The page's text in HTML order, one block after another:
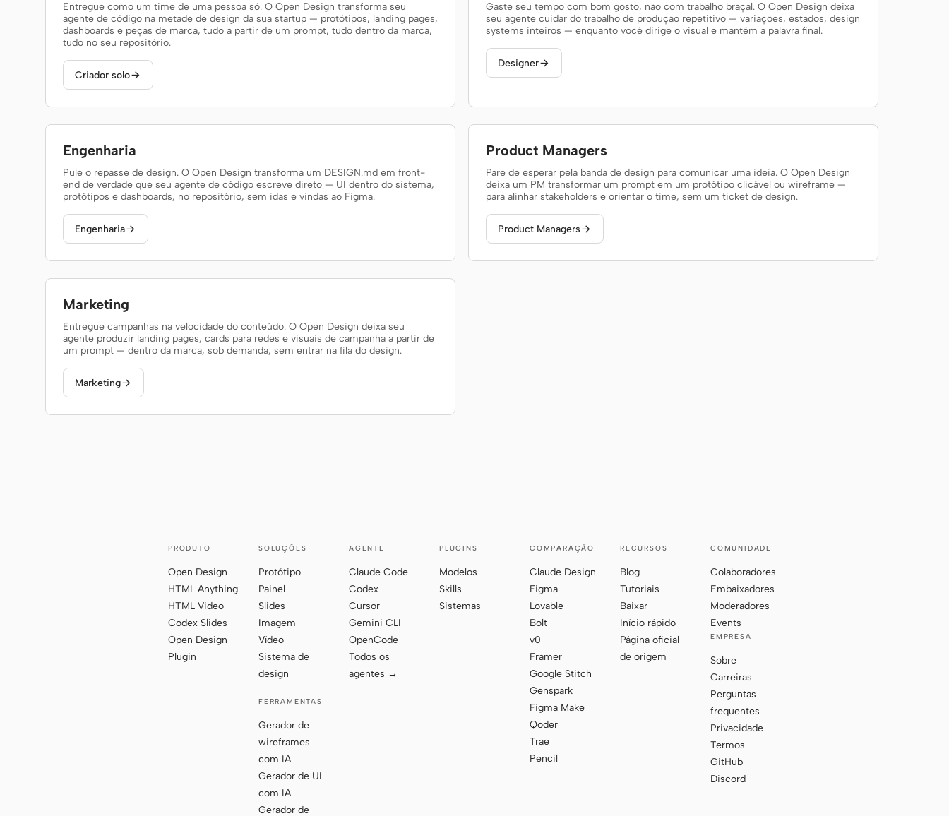
Entregue como um time de uma pessoa só. O Open Design transforma seu
agente de código na metade de design da sua startup — protótipos, landing pages,
dashboards e peças de marca, tudo a partir de um prompt, tudo dentro da marca,
tudo no seu repositório.
Criador solo
Gaste seu tempo com bom gosto, não com trabalho braçal. O Open Design deixa
seu agente cuidar do trabalho de produção repetitivo — variações, estados, design
systems inteiros — enquanto você dirige o visual e mantém a palavra final.
Designer
Engenharia
Pule o repasse de design. O Open Design transforma um DESIGN.md em front-
end de verdade que seu agente de código escreve direto — UI dentro do sistema,
protótipos e dashboards, no repositório, sem idas e vindas ao Figma.
Engenharia
Product Managers
Pare de esperar pela banda de design para comunicar uma ideia. O Open Design
deixa um PM transformar um prompt em um protótipo clicável ou wireframe —
para alinhar stakeholders e orientar o time, sem um ticket de design.
Product Managers
Marketing
Entregue campanhas na velocidade do conteúdo. O Open Design deixa seu
agente produzir landing pages, cards para redes e visuais de campanha a partir de
um prompt — dentro da marca, sob demanda, sem entrar na fila do design.
Marketing
PRODUTO
Open Design
HTML Anything
HTML Video
Codex Slides
Open Design
Plugin
SOLUÇÕES
Protótipo
Painel
Slides
Imagem
Vídeo
Sistema de
design
FERRAMENTAS
Gerador de
wireframes
com IA
Gerador de UI
com IA
Gerador de
AGENTE
Claude Code
Codex
Cursor
Gemini CLI
OpenCode
Todos os
agentes →
PLUGINS
Modelos
Skills
Sistemas
COMPARAÇÃO
Claude Design
Figma
Lovable
Bolt
v0
Framer
Google Stitch
Genspark
Figma Make
Qoder
Trae
Pencil
RECURSOS
Blog
Tutoriais
Baixar
Início rápido
Página oficial
de origem
COMUNIDADE
Colaboradores
Embaixadores
Moderadores
Events
EMPRESA
Sobre
Carreiras
Perguntas
frequentes
Privacidade
Termos
GitHub
Discord